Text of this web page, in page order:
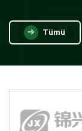
Tümü